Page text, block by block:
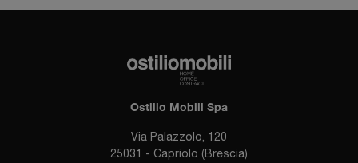
Ostilio Mobili Spa
Via Palazzolo, 120
25031 - Capriolo (Brescia)